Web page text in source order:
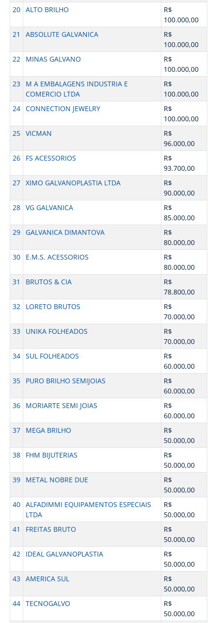
20 ALTO BRILHO
R$
100.000,00
21
ABSOLUTE GALVANICA
R$
100.000,00
22
MINAS GALVANO
R$
100.000,00
23
M A EMBALAGENS INDUSTRIA E
COMERCIO LTDA
R$
100.000,00
24 CONNECTION JEWELRY
R$
100.000,00
25 VICMAN
R$
96.000,00
26
FS ACESSORIOS
R$
93.700,00
27 XIMO GALVANOPLASTIA LTDA
R$
90.000,00
28 VG GALVANICA
R$
85.000,00
29
GALVANICA DIMANTOVA
R$
80.000,00
30
E.M.S. ACESSORIOS
R$
80.000,00
31
BRUTOS & CIA
R$
78.800,00
32
LORETO BRUTOS
R$
70.000,00
33
UNIKA FOLHEADOS
R$
70.000,00
34 SUL FOLHEADOS
R$
60.000,00
35
PURO BRILHO SEMIJOIAS
R$
60.000,00
36
MORIARTE SEMI JOIAS
R$
60.000,00
37
MEGA BRILHO
R$
50.000,00
38
FHM BIJUTERIAS
R$
50.000,00
39
METAL NOBRE DUE
R$
50.000,00
40 ALFADIMMI EQUIPAMENTOS ESPECIAIS
LTDA
R$
50.000,00
41
FREITAS BRUTO
R$
50.000,00
42
IDEAL GALVANOPLASTIA
R$
50.000,00
43 AMERICA SUL
R$
50.000,00
44 TECNOGALVO
R$
50.000,00